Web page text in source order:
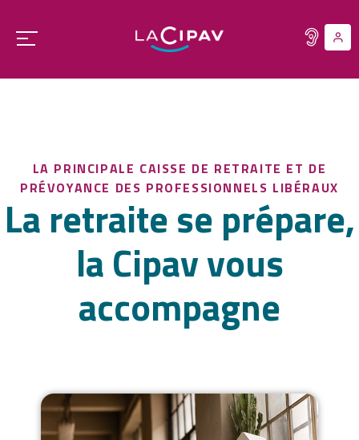
contenu
Ouvrir
LA PRINCIPALE CAISSE DE RETRAITE ET DE
PRÉVOYANCE DES PROFESSIONNELS LIBÉRAUX
La retraite se prépare,
la Cipav vous
accompagne